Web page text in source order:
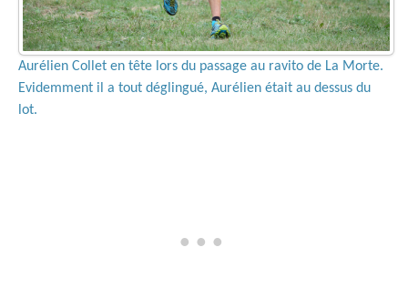
Aurélien Collet en tête lors du passage au ravito de La Morte.
Evidemment il a tout déglingué, Aurélien était au dessus du
lot.